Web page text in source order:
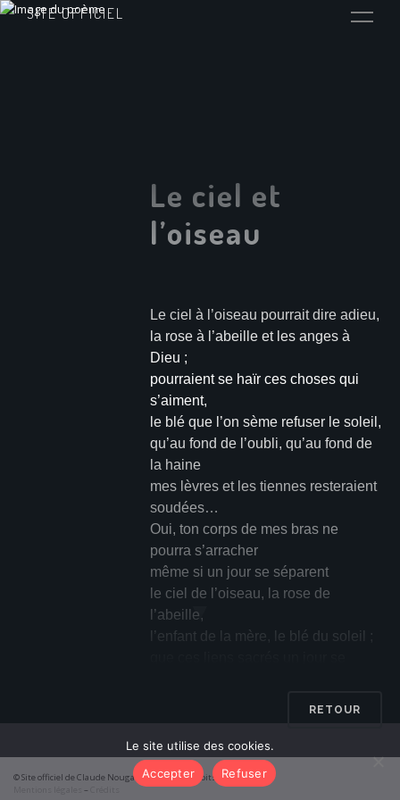
SITE OFFICIEL
Le ciel et
l’oiseau
Le ciel à l’oiseau pourrait dire adieu,
la rose à l’abeille et les anges à
Dieu ;
pourraient se haïr ces choses qui
s’aiment,
le blé que l’on sème refuser le soleil,
qu’au fond de l’oubli, qu’au fond de
la haine
mes lèvres et les tiennes resteraient
soudées…
Oui, ton corps de mes bras ne
pourra s’arracher
même si un jour se séparent
le ciel de l’oiseau, la rose de
l’abeille,
l’enfant de la mère, le blé du soleil ;
au fond de l’oubli, au fond de la
haine,
comme au premier jour je dirai : je
▼
RETOUR
© Site officiel de Claude Nougaro 2026 – Tous droits réservés
–
Le site utilise des cookies.
Accepter
Refuser